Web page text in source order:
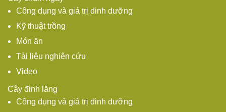
Công dụng và giá trị dinh dưỡng
Kỹ thuật trồng
Món ăn
Tài liệu nghiên cứu
Video
Cây đinh lăng
Công dụng và giá trị dinh dưỡng